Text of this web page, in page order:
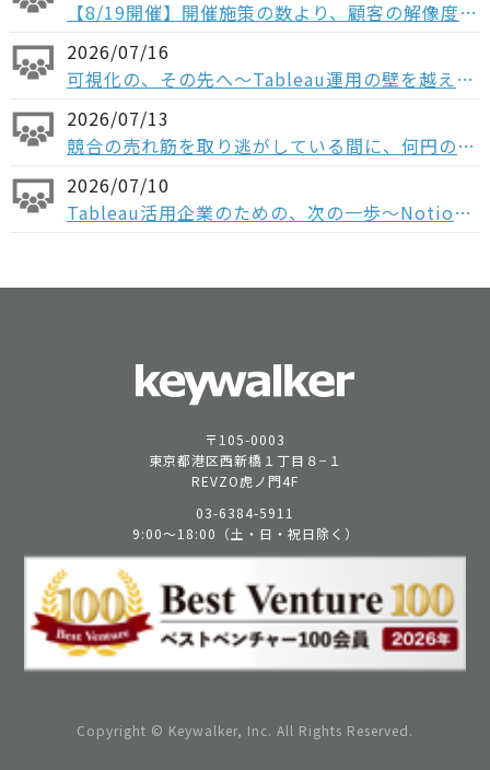
【8/19開催】開催施策の数より、顧客の解像度。ABM×データで「本当に買う顧客」を見抜く方法
2026/07/16
可視化の、その先へ〜Tableau運用の壁を越える「データ分析基盤」という選択肢〜
2026/07/13
競合の売れ筋を取り逃がしている間に、何円の機会損失が起きているか ─ 競合データをもとに、売上機会を最大化させるための活用例をご紹介
2026/07/10
Tableau活用企業のための、次の一歩〜Notionで実現する 意思決定と実行の一気通貫～
〒105-0003
東京都港区西新橋１丁目８−１
REVZO虎ノ門4F
03-6384-5911
9:00〜18:00（土・日・祝日除く）
Copyright © Keywalker, Inc. All Rights Reserved.